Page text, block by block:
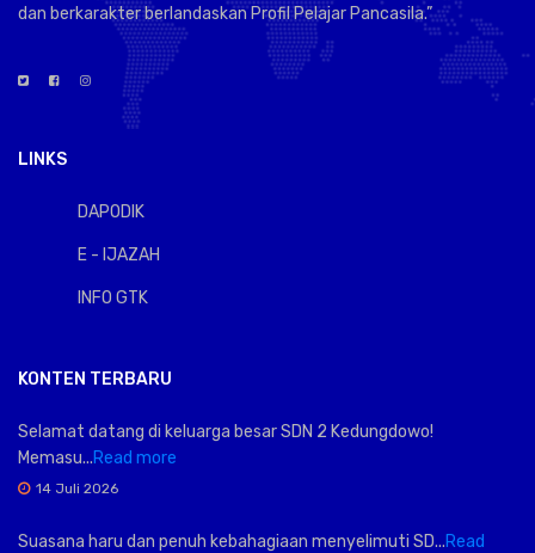
dan berkarakter berlandaskan Profil Pelajar Pancasila.”
LINKS
DAPODIK
E - IJAZAH
INFO GTK
KONTEN TERBARU
Selamat datang di keluarga besar SDN 2 Kedungdowo!
Memasu...Read more
14 Juli 2026
Suasana haru dan penuh kebahagiaan menyelimuti SD...Read